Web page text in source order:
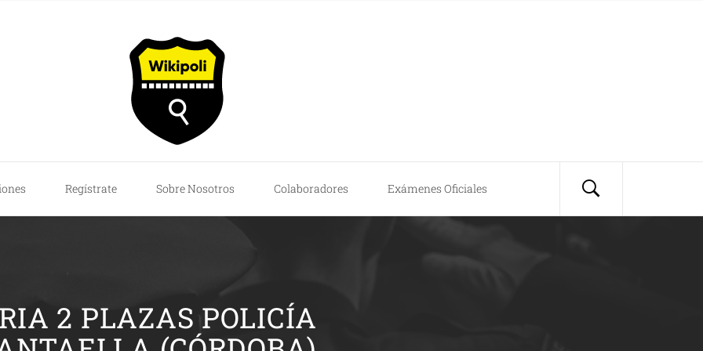
Regístrate Sobre Nosotros Colaboradores Exámenes Oficiales
2 PLAZAS POLICÍA